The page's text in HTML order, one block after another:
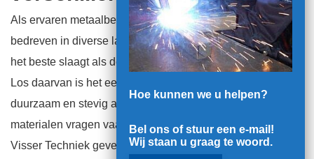
Als ervaren metaalbewerkingsbedrijf zijn wij uiteraard zeer
bedreven in diverse lasmethoden. Lassen is een klus die
het beste slaagt als de lasser al wat meters gemaakt heeft.
Los daarvan is het een zeer goede techniek om materialen
duurzaam en stevig aan elkaar te maken. De verschillende
materialen vragen vaak om een specifieke lastechniek. Bij
Visser Techniek geven wij u een indruk van de voors en
Hoe kunnen we u helpen?
Bel ons of stuur een e-mail!
Wij staan u graag te woord.